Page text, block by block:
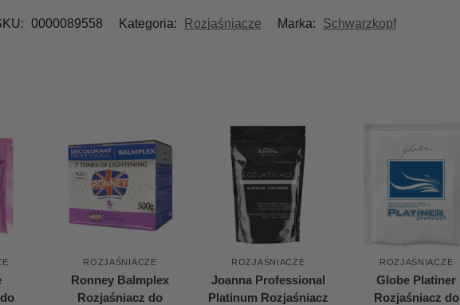
0000089558 Kategoria: Rozjaśniacze Marka: Schwarzkopf
ROZJAŚNIACZE
Ronney Balmplex
Rozjaśniacz do
ROZJAŚNIACZE
Joanna Professional
Platinum Rozjaśniacz
ROZJAŚNIACZE
Globe Platiner
Rozjaśniacz do